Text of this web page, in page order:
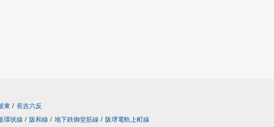
東 / 長吉六反
環状線 / 阪和線 / 地下鉄御堂筋線 / 阪堺電軌上町線